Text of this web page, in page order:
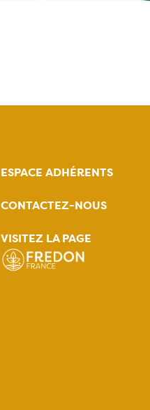
ESPACE ADHÉRENTS
CONTACTEZ-NOUS
VISITEZ LA PAGE